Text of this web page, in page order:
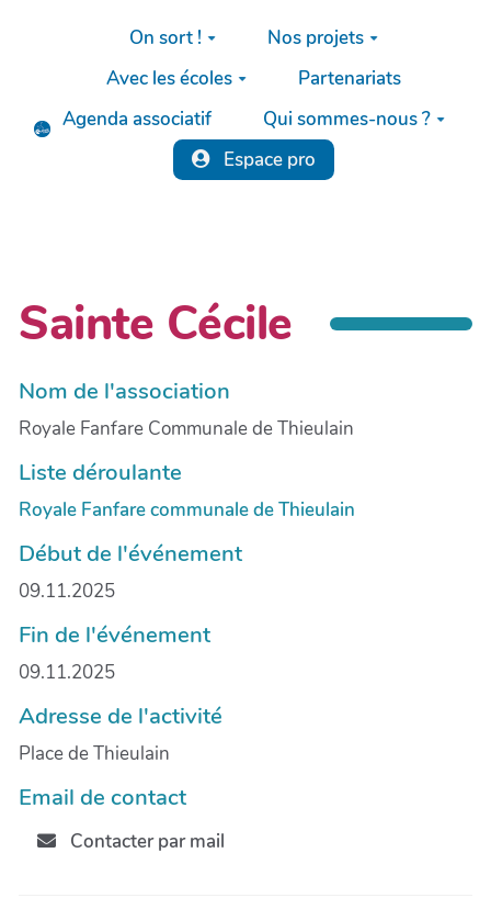
Aller au contenu principal
On sort !
Nos projets
Avec les écoles
Partenariats
Agenda associatif
Qui sommes-nous ?
Espace pro
Sainte Cécile
Nom de l'association
Royale Fanfare Communale de Thieulain
Liste déroulante
Royale Fanfare communale de Thieulain
Début de l'événement
09.11.2025
Fin de l'événement
09.11.2025
Adresse de l'activité
Place de Thieulain
Email de contact
Contacter par mail